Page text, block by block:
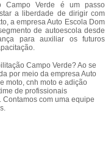
Campo Verde é um passo
a liberdade de dirigir com
a empresa Auto Escola Dom
de autoescola desde
para auxiliar os futuros
Campo Verde? Ao se
por meio da empresa Auto
moto, cnh moto e adição
de profissionais
com uma equipe